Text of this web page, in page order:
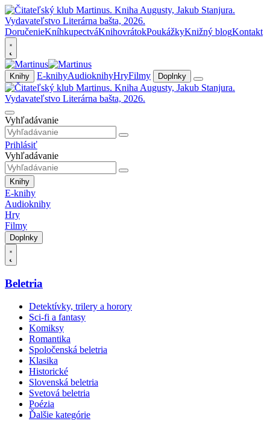
DoručenieKníhkupectváKnihovrátokPoukážkyKnižný blogKontakt
Knihy E-knihyAudioknihyHryFilmy Doplnky
Vyhľadávanie
Prihlásiť
Vyhľadávanie
Knihy
E-knihy
Audioknihy
Hry
Filmy
Doplnky
Beletria
Detektívky, trilery a horory
Sci-fi a fantasy
Komiksy
Romantika
Spoločenská beletria
Klasika
Historické
Slovenská beletria
Svetová beletria
Poézia
Ďalšie kategórie